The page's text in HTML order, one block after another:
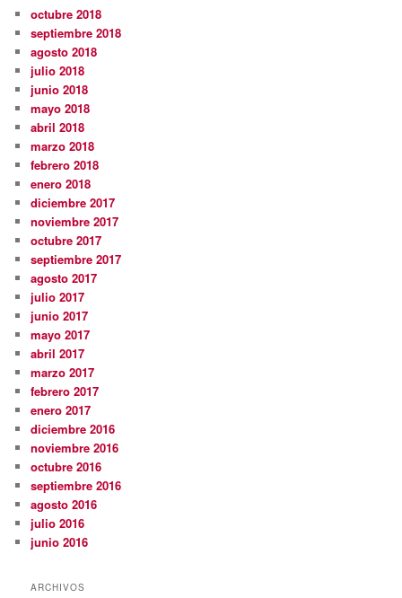
octubre 2018
septiembre 2018
agosto 2018
julio 2018
junio 2018
mayo 2018
abril 2018
marzo 2018
febrero 2018
enero 2018
diciembre 2017
noviembre 2017
octubre 2017
septiembre 2017
agosto 2017
julio 2017
junio 2017
mayo 2017
abril 2017
marzo 2017
febrero 2017
enero 2017
diciembre 2016
noviembre 2016
octubre 2016
septiembre 2016
agosto 2016
julio 2016
junio 2016
ARCHIVOS